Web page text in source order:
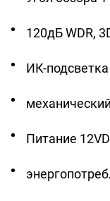
120дБ WDR,
ИК-
Питание